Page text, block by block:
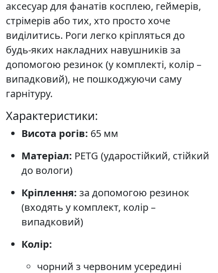
аксесуар для фанатів косплею, геймерів,
стрімерів або тих, хто просто хоче
виділитись. Роги легко кріпляться до
будь-яких накладних навушників за
допомогою резинок (у комплекті, колір –
випадковий), не пошкоджуючи саму
гарнітуру.
Характеристики:
Висота рогів: 65 мм
Матеріал: PETG (ударостійкий, стійкий
до вологи)
Кріплення: за допомогою резинок
(входять у комплект, колір –
випадковий)
Колір:
чорний з червоним усередині